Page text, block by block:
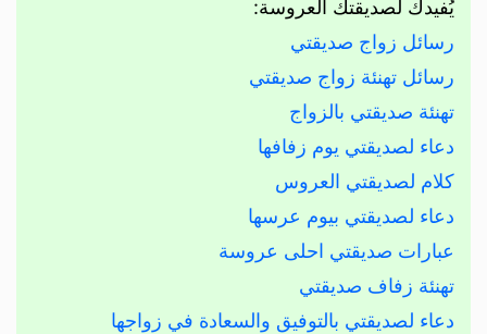
يُفيدك لصديقتك العروسة:
رسائل زواج صديقتي
رسائل تهنئة زواج صديقتي
تهنئة صديقتي بالزواج
دعاء لصديقتي يوم زفافها
كلام لصديقتي العروس
دعاء لصديقتي بيوم عرسها
عبارات صديقتي احلى عروسة
تهنئة زفاف صديقتي
دعاء لصديقتي بالتوفيق والسعادة في زواجها